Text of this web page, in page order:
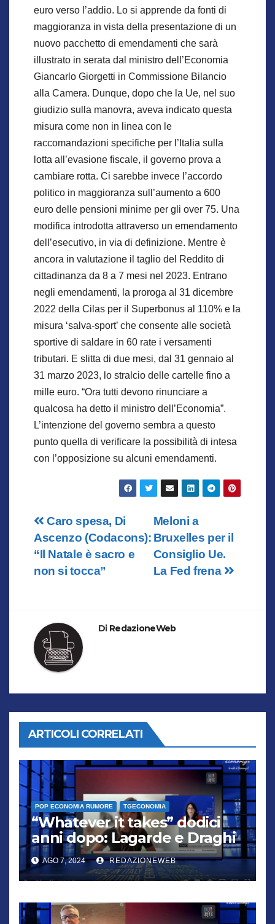
euro verso l’addio. Lo si apprende da fonti di
maggioranza in vista della presentazione di un
nuovo pacchetto di emendamenti che sarà
illustrato in serata dal ministro dell’Economia
Giancarlo Giorgetti in Commissione Bilancio
alla Camera. Dunque, dopo che la Ue, nel suo
giudizio sulla manovra, aveva indicato questa
misura come non in linea con le
raccomandazioni specifiche per l’Italia sulla
lotta all’evasione fiscale, il governo prova a
cambiare rotta. Ci sarebbe invece l’accordo
politico in maggioranza sull’aumento a 600
euro delle pensioni minime per gli over 75. Una
modifica introdotta attraverso un emendamento
dell’esecutivo, in via di definizione. Mentre è
ancora in valutazione il taglio del Reddito di
cittadinanza da 8 a 7 mesi nel 2023. Entrano
negli emendamenti, la proroga al 31 dicembre
2022 della Cilas per il Superbonus al 110% e la
misura ‘salva-sport’ che consente alle società
sportive di saldare in 60 rate i versamenti
tributari. E slitta di due mesi, dal 31 gennaio al
31 marzo 2023, lo stralcio delle cartelle fino a
mille euro. “Ora tutti devono rinunciare a
qualcosa ha detto il ministro dell’Economia”.
L’intenzione del governo sembra a questo
punto quella di verificare la possibilità di intesa
con l’opposizione su alcuni emendamenti.
Navigazione
articoli
Meloni a
Bruxelles per il
Consiglio Ue.
La Fed frena
Caro spesa, Di
Ascenzo (Codacons):
“Il Natale è sacro e
non si tocca”
Di RedazioneWeb
ARTICOLI CORRELATI
POP ECONOMIA RUMORE TGECONOMIA
“Whatever it takes” dodici
anni dopo: Lagarde e Draghi
ai raggi X
AGO 7, 2024 REDAZIONEWEB